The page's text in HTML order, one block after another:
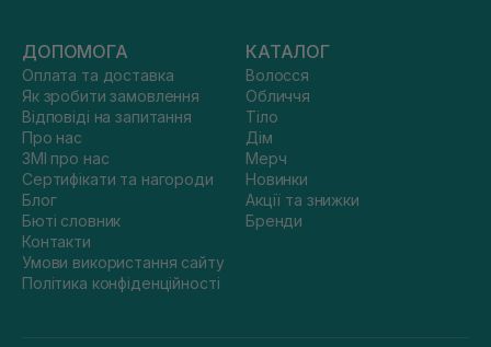
ДОПОМОГА
Оплата та доставка
Як зробити замовлення
Відповіді на запитання
Про нас
ЗМІ про нас
Сертифікати та нагороди
Блог
Бюті словник
Контакти
Умови використання сайту
Політика конфіденційності
КАТАЛОГ
Волосся
Обличчя
Тіло
Дім
Мерч
Новинки
Акції та знижки
Бренди